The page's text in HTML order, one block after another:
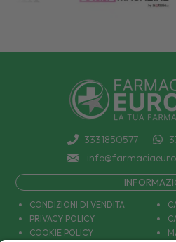
3331850577
CONDIZIONI DI VENDITA
PRIVACY POLICY
COOKIE POLICY